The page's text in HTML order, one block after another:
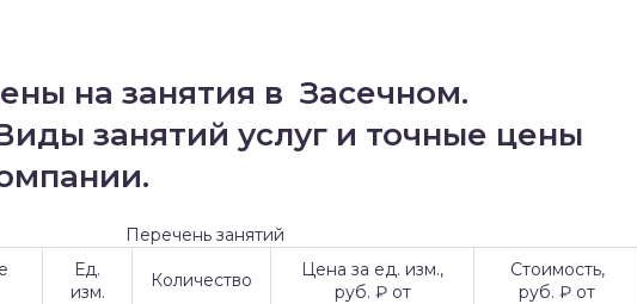
на занятия в Засечном.
занятий услуг и точные цены
Перечень занятий
Ед.
изм.
Количество
Цена за ед. изм.,
руб. ₽ от
Стоимость,
руб. ₽ от